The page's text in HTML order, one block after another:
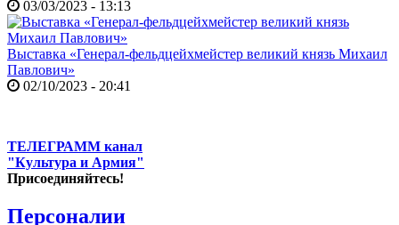
03/03/2023 - 13:13
Выставка «Генерал-фельдцейхмейстер великий князь Михаил
Павлович»
02/10/2023 - 20:41
ТЕЛЕГРАММ канал
"Культура и Армия"
Присоединяйтесь!
Персоналии